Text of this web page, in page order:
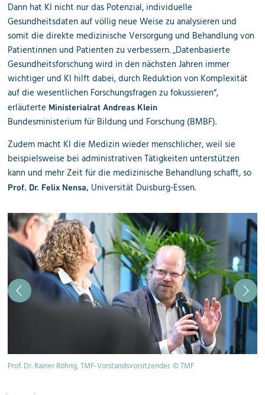
Dann hat KI nicht nur das Potenzial, individuelle
Gesundheitsdaten auf völlig neue Weise zu analysieren und
somit die direkte medizinische Versorgung und Behandlung von
Patientinnen und Patienten zu verbessern. „Datenbasierte
Gesundheitsforschung wird in den nächsten Jahren immer
wichtiger und KI hilft dabei, durch Reduktion von Komplexität
auf die wesentlichen Forschungsfragen zu fokussieren“,
erläuterte Ministerialrat Andreas Klein
Bundesministerium für Bildung und Forschung (BMBF).
Zudem macht KI die Medizin wieder menschlicher, weil sie
beispielsweise bei administrativen Tätigkeiten unterstützen
kann und mehr Zeit für die medizinische Behandlung schafft, so
Prof. Dr. Felix Nensa, Universität Duisburg-Essen.
Prof. Dr. Rainer Röhrig, TMF-Vorstandsvorsitzender. © TMF